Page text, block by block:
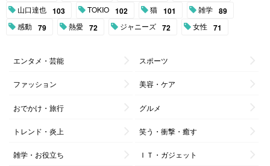
山口達也 103 TOKIO 102 猫 101 雑学 89
感動 79 熱愛 72 ジャニーズ 72 女性 71
エンタメ・芸能 スポーツ
ファッション 美容・ケア
おでかけ・旅行 グルメ
トレンド・炎上 笑う・衝撃・癒す
雑学・お役立ち ＩＴ・ガジェット